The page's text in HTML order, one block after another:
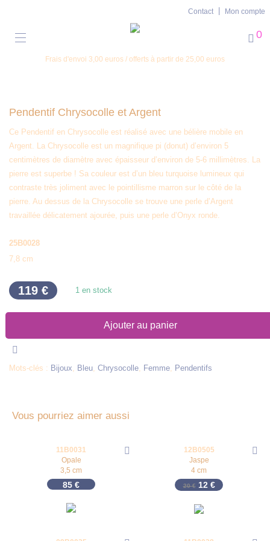
Contact Mon compte
0
Frais d'envoi 3,00 euros / offerts à partir de 25,00 euros
Pendentif Chrysocolle et Argent
Ce Pendentif en Chrysocolle est réalisé avec une bélière mobile en
Argent. La Chrysocolle est un magnifique pi (donut) d’environ 5
centimètres de diamètre avec épaisseur d’environ de 5-6 millimètres. La
pierre est superbe ! Sa couleur est d’un bleu turquoise lumineux qui
contraste très joliment avec le pointillisme marron sur le côté de la
pierre. Au dessus de la Chrysocolle se trouve une perle d’Argent
travaillée délicatement ajourée, puis une perle d’Onyx ronde.
25B0028
7,8 cm
119 € 1 en stock
Ajouter au panier
Mots-clés : Bijoux, Bleu, Chrysocolle, Femme, Pendentifs
Vous pourriez aimer aussi
11B0031
Opale
3,5 cm
85 €
12B0505
Jaspe
4 cm
20€ Le prix initial était
12 €Le prix actuel